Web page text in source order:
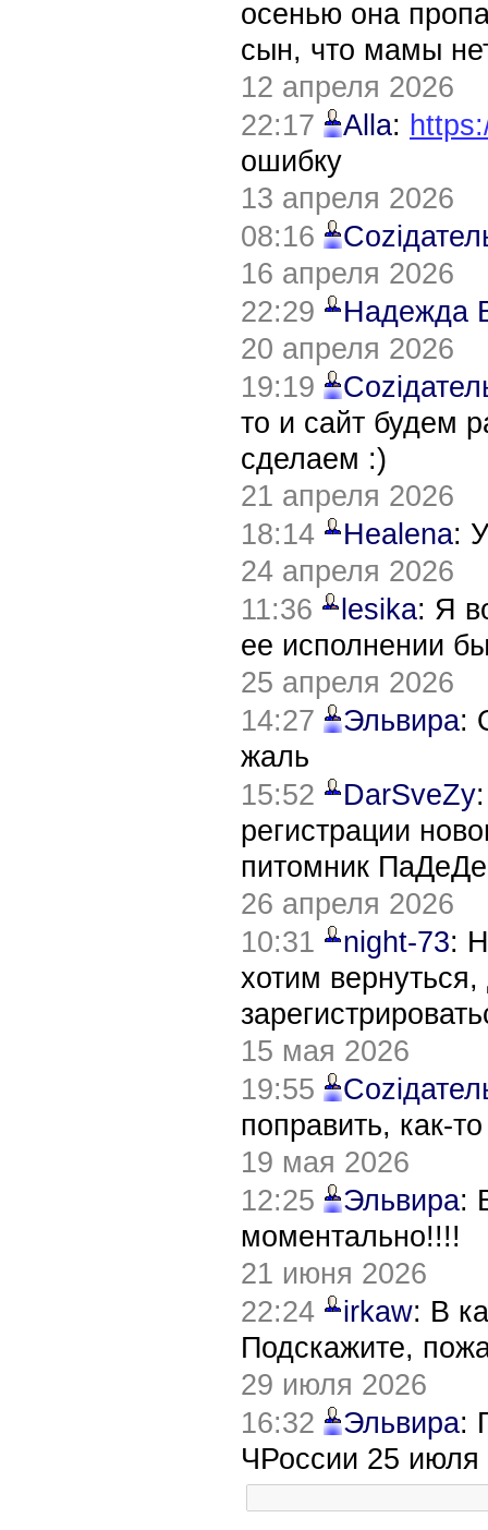
осенью она
сын, что мамы
12 апреля 2026
22:17
Alla:
ошибку
13 апреля 2026
08:16
16 апреля 2026
22:29
Надежда
20 апреля 2026
19:19
то и сайт будем
сделаем :)
21 апреля 2026
18:14
Healena:
24 апреля 2026
11:36
lesika: Я
ее исполнении
25 апреля 2026
14:27
Эльвира:
жаль
15:52
DarSveZy
регистрации
питомник
26 апреля 2026
10:31
night-73:
хотим
15 мая 2026
19:55
поправить, как-
19 мая 2026
12:25
Эльвира:
моментально!!!!
21 июня 2026
22:24
irkaw: В
Подскажите,
29 июля 2026
16:32
Эльвира:
ЧРоссии 25 июля